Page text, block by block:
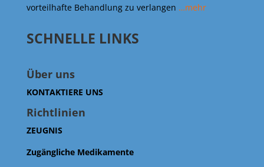
vorteilhafte Behandlung zu verlangen …mehr
SCHNELLE LINKS
Über uns
KONTAKTIERE UNS
Richtlinien
ZEUGNIS
Zugängliche Medikamente